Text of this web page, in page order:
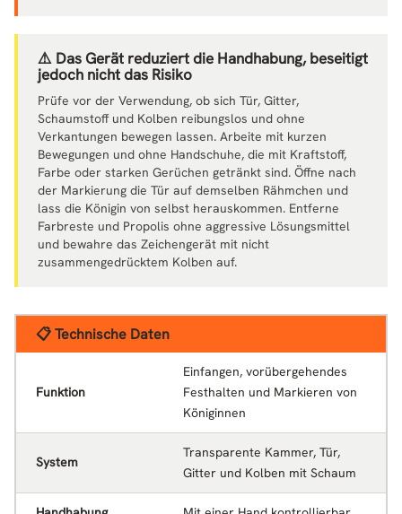
⚠️ Das Gerät reduziert die Handhabung, beseitigt
jedoch nicht das Risiko
Prüfe vor der Verwendung, ob sich Tür, Gitter,
Schaumstoff und Kolben reibungslos und ohne
Verkantungen bewegen lassen. Arbeite mit kurzen
Bewegungen und ohne Handschuhe, die mit Kraftstoff,
Farbe oder starken Gerüchen getränkt sind. Öffne nach
der Markierung die Tür auf demselben Rähmchen und
lass die Königin von selbst herauskommen. Entferne
Farbreste und Propolis ohne aggressive Lösungsmittel
und bewahre das Zeichengerät mit nicht
zusammengedrücktem Kolben auf.
📋 Technische Daten
Funktion
Einfangen, vorübergehendes
Festhalten und Markieren von
Königinnen
System
Transparente Kammer, Tür,
Gitter und Kolben mit Schaum